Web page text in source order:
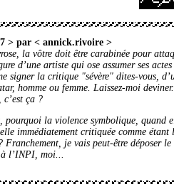
> par < annick.rivoire >
la vôtre doit être carabinée pour
d’une artiste qui ose assumer ses
signer la critique "sévère" dites-vous,
homme ou femme. Laissez-moi
c’est ça ?
pourquoi la violence symbolique, quand
immédiatement critiquée comme étant
Franchement, je vais peut-être déposer le
l’INPI, moi...